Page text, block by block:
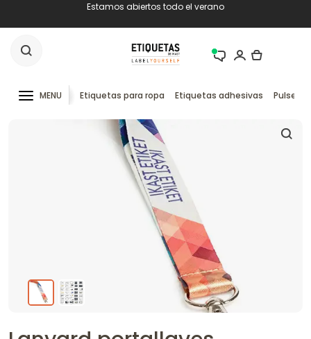
Estamos abiertos todo el verano
MENU Etiquetas para ropa Etiquetas adhesivas